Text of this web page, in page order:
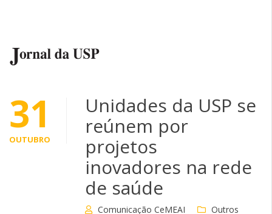
31
OUTUBRO
Unidades da USP se
reúnem por
projetos
inovadores na rede
de saúde
Comunicação CeMEAI Outros